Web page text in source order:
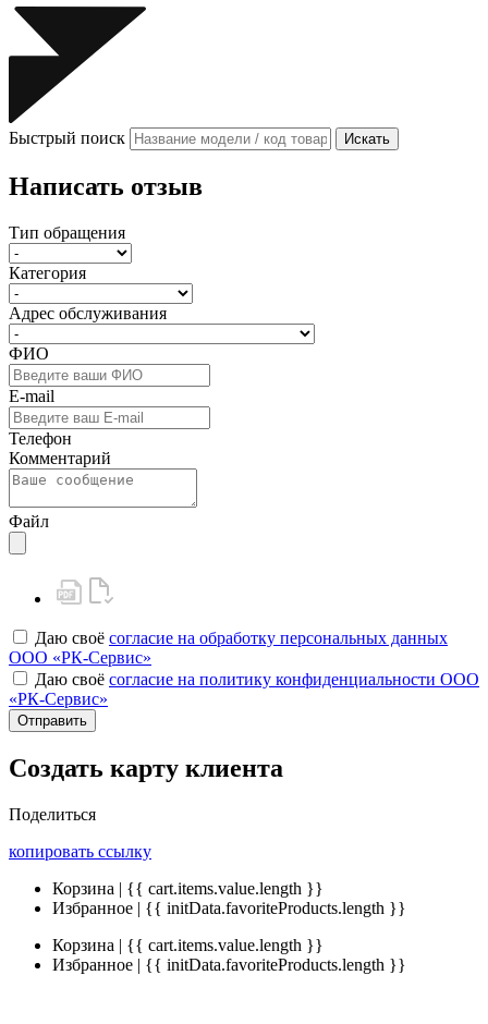
Быстрый поиск Искать
Написать отзыв
Тип обращения
Категория
Адрес обслуживания
ФИО
E-mail
Телефон
Комментарий
Файл
Даю своё согласие на обработку персональных данных
ООО «РК-Сервис»
Даю своё согласие на политику конфиденциальности ООО
«РК-Сервис»
Отправить
Создать карту клиента
Поделиться
копировать ссылку
Корзина | {{ cart.items.value.length }}
Избранное | {{ initData.favoriteProducts.length }}
Корзина | {{ cart.items.value.length }}
Избранное | {{ initData.favoriteProducts.length }}